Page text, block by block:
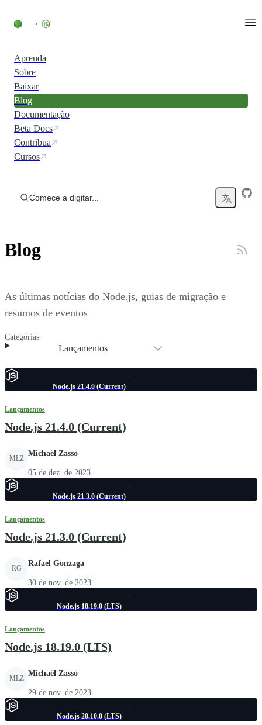
Aprenda
Sobre
Baixar
Blog
Documentação
Beta Docs
Contribua
Cursos
Comece a digitar...
Blog
As últimas notícias do Node.js, guias de migração e
resumos de eventos
Categorias
Lançamentos
Node.js 21.4.0 (Current)
Lançamentos
Node.js 21.4.0 (Current)
MLZ
Michaël Zasso
05 de dez. de 2023
Node.js 21.3.0 (Current)
Lançamentos
Node.js 21.3.0 (Current)
RG
Rafael Gonzaga
30 de nov. de 2023
Node.js 18.19.0 (LTS)
Lançamentos
Node.js 18.19.0 (LTS)
MLZ
Michaël Zasso
29 de nov. de 2023
Node.js 20.10.0 (LTS)